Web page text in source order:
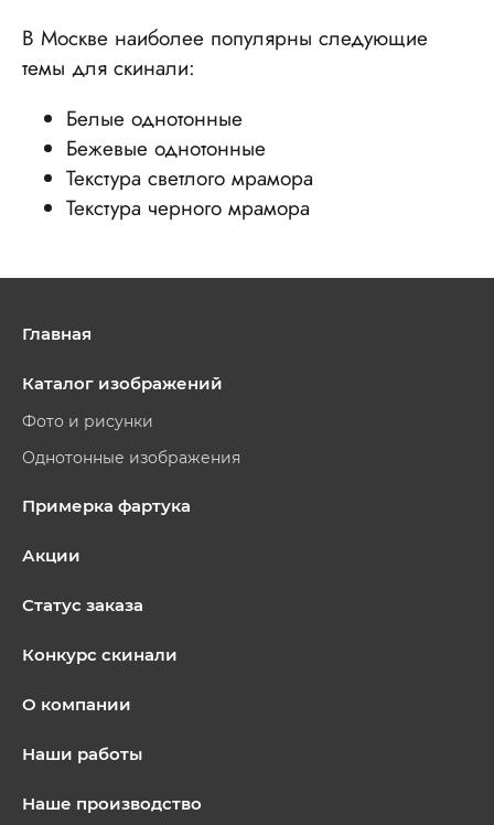
В Москве наиболее популярны следующие
темы для скинали:
Белые однотонные
Бежевые однотонные
Текстура светлого мрамора
Текстура черного мрамора
Главная
Каталог изображений
Фото и рисунки
Однотонные изображения
Примерка фартука
Акции
Статус заказа
Конкурс скинали
О компании
Наши работы
Наше производство